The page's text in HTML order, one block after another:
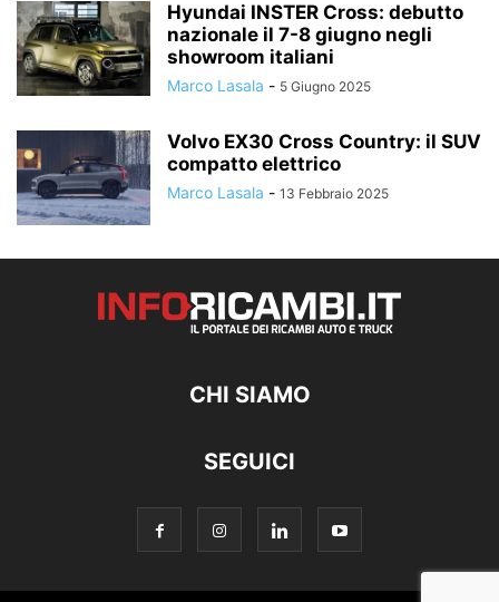
Hyundai INSTER Cross: debutto
nazionale il 7-8 giugno negli
showroom italiani
Marco Lasala - 5 Giugno 2025
Volvo EX30 Cross Country: il SUV
compatto elettrico
Marco Lasala - 13 Febbraio 2025
CHI SIAMO
SEGUICI